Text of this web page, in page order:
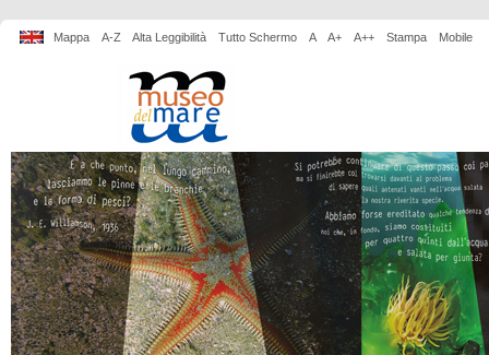
Mappa A-Z Alta Leggibilità Tutto Schermo A A+ A++ Stampa Mobile